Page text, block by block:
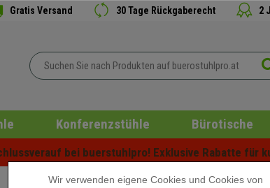
Gratis Versand 30 Tage Rückgaberecht 2
Konferenzstühle Bürotische
bei buerstuhlpro! Exklusive Rabatte für
Wir verwenden eigene Cookies und Cookies von